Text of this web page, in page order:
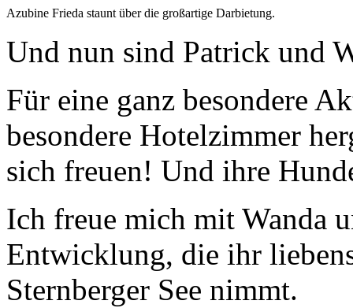
Azubine Frieda staunt über die großartige Darbietung.
Und nun sind Patrick und
Für eine ganz besondere
besondere Hotelzimmer
sich freuen! Und ihre
Ich freue mich mit Wanda
Entwicklung, die ihr
Sternberger See nimmt.